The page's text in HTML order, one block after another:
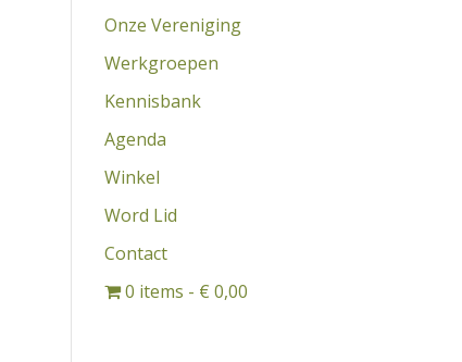
Onze Vereniging
Werkgroepen
Kennisbank
Agenda
Winkel
Word Lid
Contact
0 items
€ 0,00